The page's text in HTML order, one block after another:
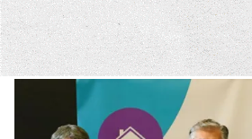
sábado 13 de junio de 2026
Por Secretaría de Prensa